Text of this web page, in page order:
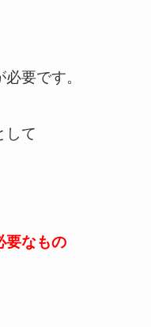
要です。
して
要なもの